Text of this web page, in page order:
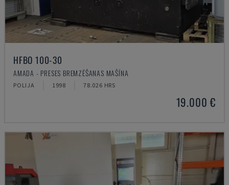
HFBO 100-30
AMADA - PRESES BREMZĒŠANAS MAŠĪNA
POLIJA 1998 78.026 HRS
19.000 €